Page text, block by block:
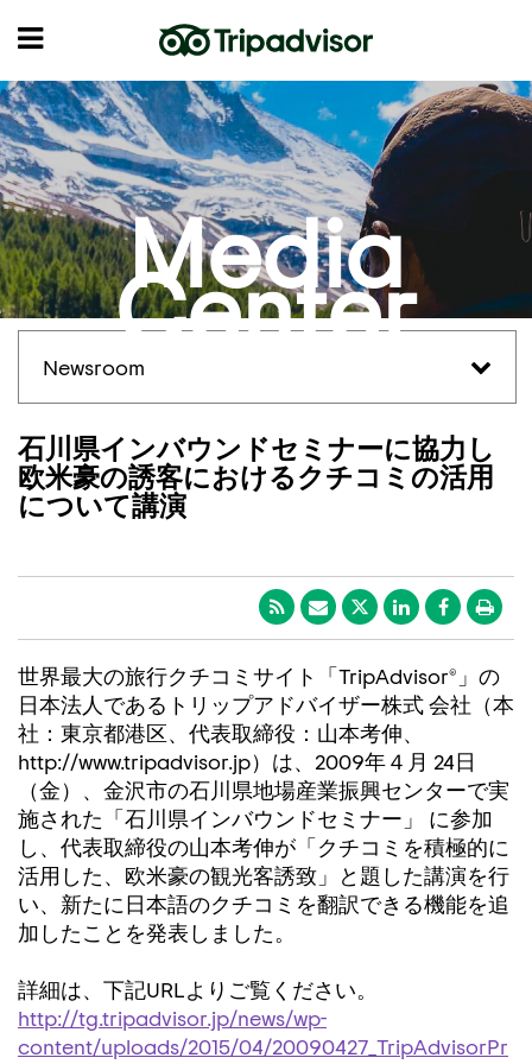
Media
Center
Newsroom
石川県インバウンドセミナーに協力し
欧米豪の誘客におけるクチコミの活用
について講演
世界最大の旅行クチコミサイト「TripAdvisor®」の
日本法人であるトリップアドバイザー株式 会社（本
社：東京都港区、代表取締役：山本考伸、
http://www.tripadvisor.jp）は、2009年４月 24日
（金）、金沢市の石川県地場産業振興センターで実
施された「石川県インバウンドセミナー」 に参加
し、代表取締役の山本考伸が「クチコミを積極的に
活用した、欧米豪の観光客誘致」と題した講演を行
い、新たに日本語のクチコミを翻訳できる機能を追
加したことを発表しました。
詳細は、下記URLよりご覧ください。
http://tg.tripadvisor.jp/news/wp-
content/uploads/2015/04/20090427_TripAdvisorPr